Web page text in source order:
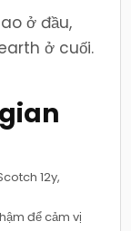
ở đầu,
ở cuối.
12y,
để cảm vị